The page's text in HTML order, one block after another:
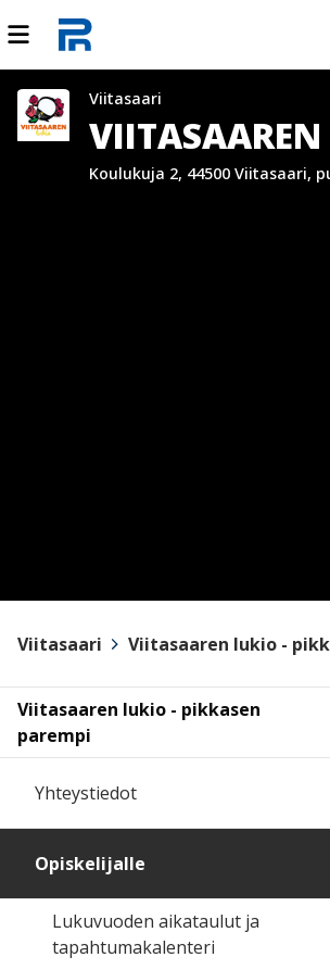
Viitasaari
Koulukuja 2, 44500 Viitasaari,
Viitasaari Viitasaaren lukio -
Viitasaaren lukio - pikkasen
parempi
Yhteystiedot
Opiskelijalle
Lukuvuoden aikataulut ja
tapahtumakalenteri